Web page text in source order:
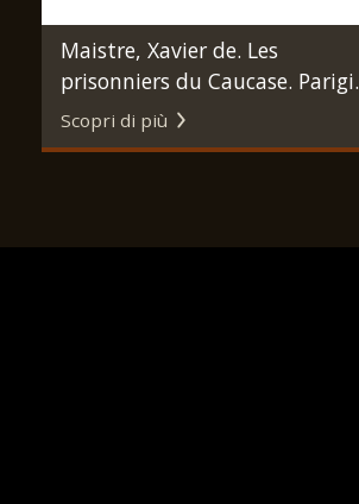
Maistre, Xavier de. Les
prisonniers du Caucase. Parigi,
A. Ferroud, 1897.
Scopri di più